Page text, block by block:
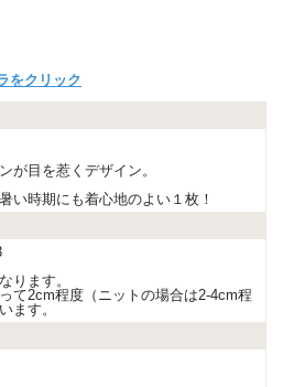
をクリック
が目を惹くデザイン。
い時期にも着心地のよい１枚！
ります。
て2cm程度（ニットの場合は2-4cm程
ます。